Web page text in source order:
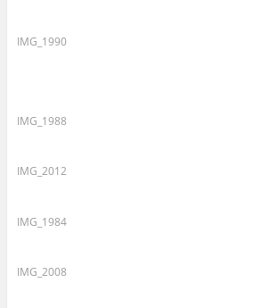
IMG_1990
IMG_1988
IMG_2012
IMG_1984
IMG_2008